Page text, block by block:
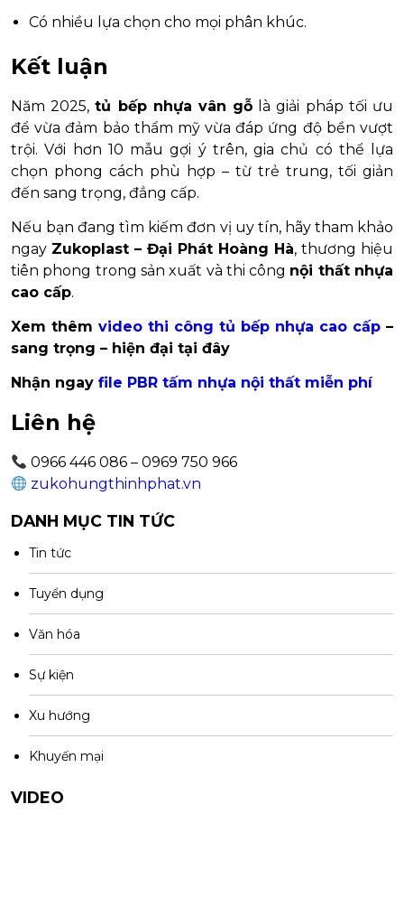
Có nhiều lựa chọn cho mọi phân khúc.
Kết luận
Năm 2025,tủ bếp nhựa vân gỗ là giải pháp tối ưu
để vừa đảm bảo thẩm mỹ vừa đáp ứng độ bền vượt
trội. Với hơn 10 mẫu gợi ý trên, gia chủ có thể lựa
chọn phong cách phù hợp – từ trẻ trung, tối giản
đến sang trọng, đẳng cấp.
Nếu bạn đang tìm kiếm đơn vị uy tín, hãy tham khảo
ngay Zukoplast – Đại Phát Hoàng Hà, thương hiệu
tiên phong trong sản xuất và thi công nội thất nhựa
cao cấp.
Xem thêm video thi công tủ bếp nhựa cao cấp –
sang trọng – hiện đại tại đây
Nhận ngay file PBR tấm nhựa nội thất miễn phí
Liên hệ
0966 446 086 – 0969 750 966
zukohungthinhphat.vn
DANH MỤC TIN TỨC
Tin tức
Tuyển dụng
Văn hóa
Sự kiện
Xu hướng
Khuyến mại
VIDEO